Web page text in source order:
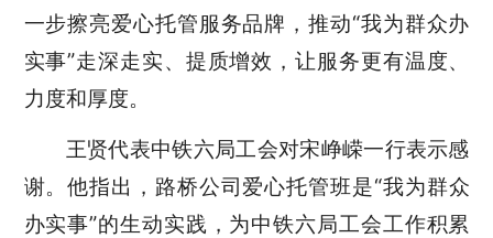
一步擦亮爱心托管服务品牌，推动“我为群众办
实事”走深走实、提质增效，让服务更有温度、
力度和厚度。
王贤代表中铁六局工会对宋峥嵘一行表示感
谢。他指出，路桥公司爱心托管班是“我为群众
办实事”的生动实践，为中铁六局工会工作积累